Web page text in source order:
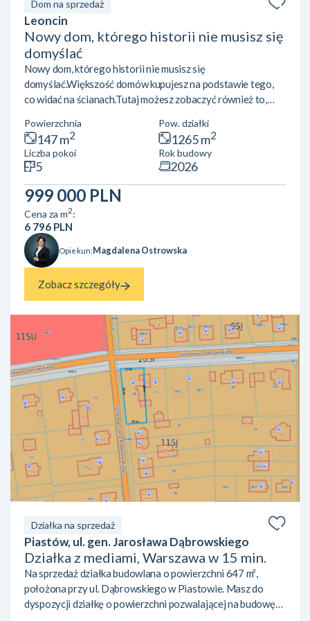
Dom na sprzedaż
Leoncin
Nowy dom, którego historii nie musisz się
domyślać
Nowy dom, którego historii nie musisz się
domyślać.Większość domów kupujesz na podstawie tego,
co widać na ścianach.Tutaj możesz zobaczyć również to,
pozostaje pełna dokumentacja zdjęciowa z budowy,
pokazująca kolejne etapy wykonania fundamentów, izolacji,
instalacji, ogrzewania podłogowego oraz konstrukcji
dachu. Dzięki temu dokładnie wiesz, co kupujesz. Ten
nowoczesny dom jednorodzinny został wybudowany w
latach 2024-2026 i nigdy nie był...
Powierzchnia
147 m2
Pow. działki
1265 m2
Liczba pokoi
5
Rok budowy
2026
999 000 PLN
Cena za m2:
6 796 PLN
Opiekun:Magdalena Ostrowska
Zobacz szczegóły
Działka na sprzedaż
Piastów, ul. gen. Jarosława Dąbrowskiego
Działka z mediami, Warszawa w 15 min.
Na sprzedaż działka budowlana o powierzchni 647 m²,
położona przy ul. Dąbrowskiego w Piastowie. Masz do
dyspozycji działkę o powierzchni pozwalającej na budowę